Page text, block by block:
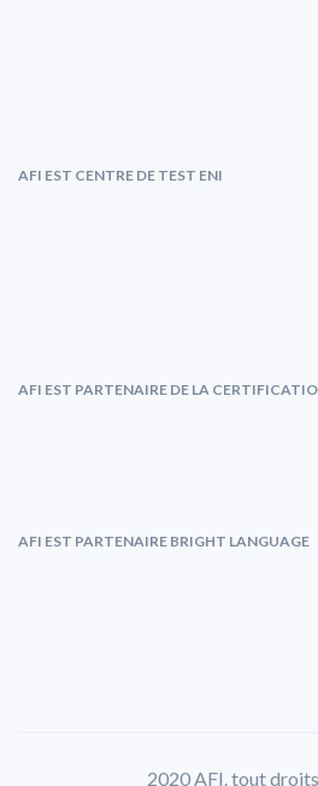
AFI EST CENTRE DE TEST ENI
AFI EST PARTENAIRE DE LA
AFI EST PARTENAIRE BRIGHT LANGUAGE
2020 AFI. tout